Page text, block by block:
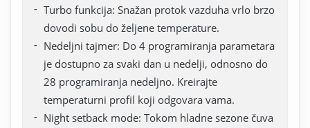
Turbo funkcija: Snažan protok vazduha vrlo brzo
dovodi sobu do željene temperature.
Nedeljni tajmer: Do 4 programiranja parametara
je dostupno za svaki dan u nedelji, odnosno do
28 programiranja nedeljno. Kreirajte
temperaturni profil koji odgovara vama.
Night setback mode: Tokom hladne sezone čuva